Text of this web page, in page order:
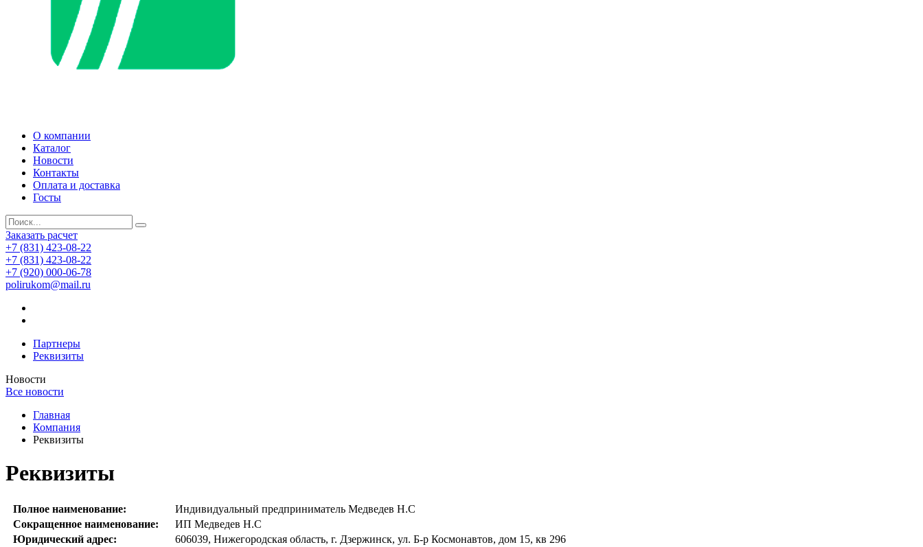
О компании
Каталог
Новости
Контакты
Оплата и доставка
Госты
Заказать расчет
+7 (831) 423-08-22
+7 (831) 423-08-22
+7 (920) 000-06-78
polirukom@mail.ru
Партнеры
Реквизиты
Новости
Все новости
Главная
Компания
Реквизиты
Реквизиты
Полное наименование:
Индивидуальный предприниматель Медведев Н.С
Сокращенное наименование:
ИП Медведев Н.С
Юридический адрес:
606039, Нижегородская область, г. Дзержинск, ул. Б-р Космонавтов, дом 15, кв 296